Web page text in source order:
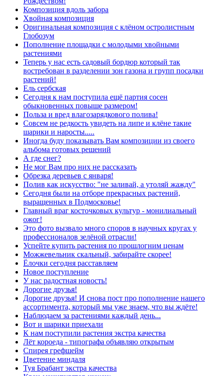
Композиция вдоль забора
Хвойная композиция
Оригинальная композиция с клёном остролистным
Глобозум
Пополнение площадки с молодыми хвойными
растениями
Теперь у нас есть садовый бордюр который так
востребован в разделении зон газона и групп посадки
растений!
Ель сербская
Сегодня к нам поступила ещё партия сосен
обыкновенных повыше размером!
Польза и вред влагозарядкового полива!
Совсем не редкость увидеть на липе и клёне такие
шарики и наросты.....
Иногда буду показывать Вам композиции из своего
альбома готовых решений
А где снег?
Не мог Вам про них не рассказать
Обрезка деревьев с января!
Полив как искусство: "не заливай, а утоляй жажду"
Сегодня были на отборе прекрасных растений,
выращенных в Подмосковье!
Главный враг косточковых культур - монилиальный
ожог!
Это фото вызвало много споров в научных кругах у
профессионалов зелёной отрасли!
Успейте купить растения по прошлогним ценам
Можжевельник скальный, забирайте скорее!
Ёлочки сегодня расставляем
Новое поступление
У нас радостная новость!
Дорогие друзья!
Дорогие друзья! И снова пост про пополнение нашего
ассортимента, который мы уже знаем, что вы ждёте!
Наблюдаем за растениями каждый день...
Вот и шарики приехали
К нам поступили растения экстра качества
Лёт короеда - типографа объявляю открытым
Спирея грефшейм
Цветение миндаля
Туя Брабант экстра качества